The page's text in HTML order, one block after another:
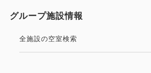
【その他】
清掃を3泊毎に1度とさせていただきま
グループ施設情報
全施設の空室検索